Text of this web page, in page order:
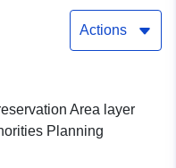
Actions
Area layer
Planning